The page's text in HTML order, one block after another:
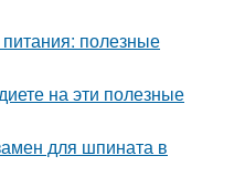
полезные
на эти полезные
для шпината в